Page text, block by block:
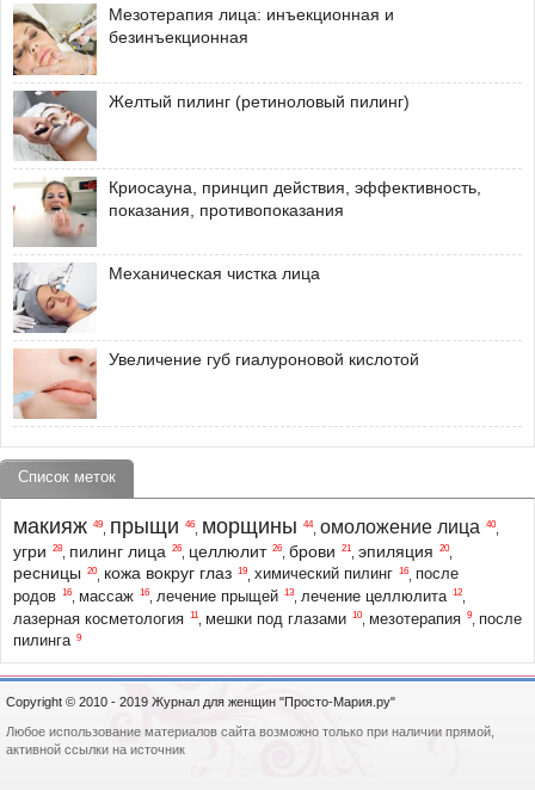
Мезотерапия лица: инъекционная и
безинъекционная
Желтый пилинг (ретиноловый пилинг)
Криосауна, принцип действия, эффективность,
показания, противопоказания
Механическая чистка лица
Увеличение губ гиалуроновой кислотой
Список меток
макияж 49 прыщи 46 морщины 44, омоложение лица 40,
угри 28 пилинг лица 26 целлюлит 26 брови 21 эпиляция 20,
ресницы 20, кожа вокруг глаз 19 химический пилинг 16
после
родов 16 массаж 16 лечение прыщей 13 лечение целлюлита 12
лазерная косметология 11 мешки под глазами 10, мезотерапия 9
после
пилинга 9
Copyright © 2010 - 2019 Журнал для женщин "Просто-Мария.ру"
Любое использование материалов сайта возможно только при наличии прямой,
активной ссылки на источник